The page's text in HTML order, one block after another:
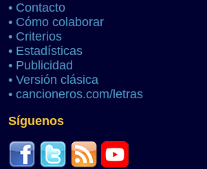
• Contacto
• Cómo colaborar
• Criterios
• Estadísticas
• Publicidad
• Versión clásica
• cancioneros.com/letras
Síguenos